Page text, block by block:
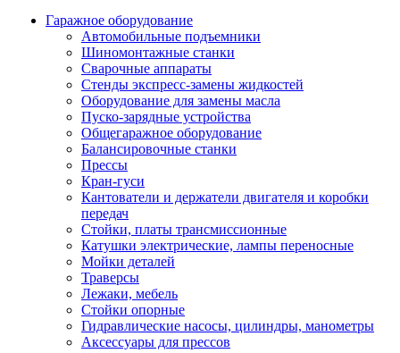
Гаражное оборудование
Автомобильные подъемники
Шиномонтажные станки
Сварочные аппараты
Стенды экспресс-замены жидкостей
Оборудование для замены масла
Пуско-зарядные устройства
Общегаражное оборудование
Балансировочные станки
Прессы
Кран-гуси
Кантователи и держатели двигателя и коробки
передач
Стойки, платы трансмиссионные
Катушки электрические, лампы переносные
Мойки деталей
Траверсы
Лежаки, мебель
Стойки опорные
Гидравлические насосы, цилиндры, манометры
Аксессуары для прессов